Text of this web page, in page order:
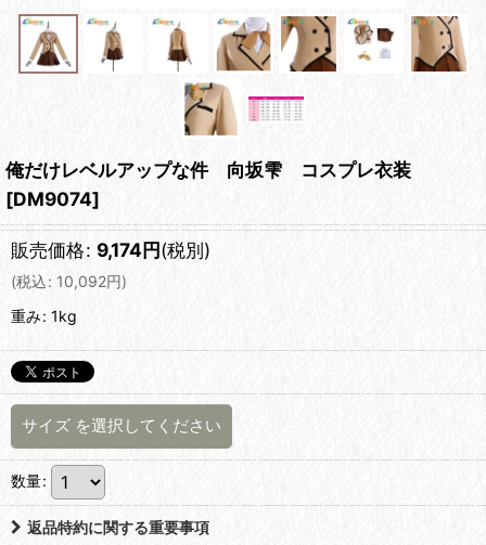
俺だけレベルアップな件 向坂雫 コスプレ衣装
[DM9074]
販売価格: 9,174円(税別)
(税込: 10,092円)
重み: 1kg
サイズ を選択してください
数量:
返品特約に関する重要事項